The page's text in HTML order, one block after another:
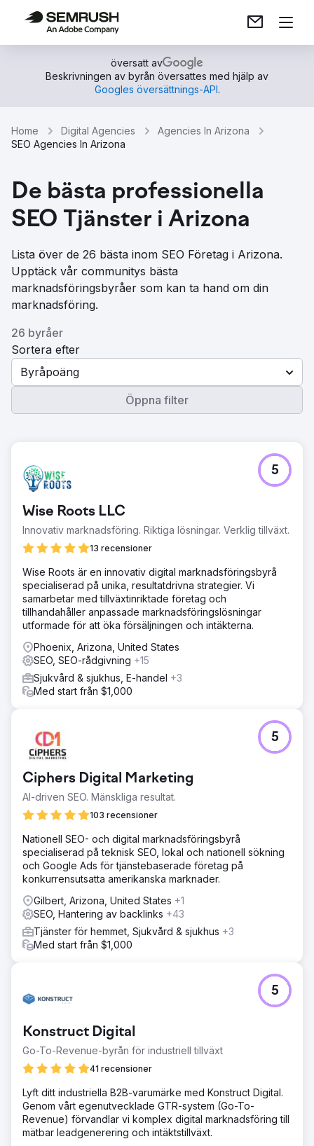
översatt av
Beskrivningen av byrån översattes med hjälp av
Googles översättnings-API.
Home Digital Agencies
Agencies In Arizona
SEO Agencies In Arizona
De bästa professionella
SEO Tjänster i Arizona
Lista över de 26 bästa inom SEO Företag i Arizona.
Upptäck vår communitys bästa
marknadsföringsbyråer som kan ta hand om din
marknadsföring.
26 byråer
Sortera efter
Byråpoäng
Öppna filter
Wise Roots LLC
Innovativ marknadsföring. Riktiga lösningar. Verklig tillväxt.
13 recensioner
5
Wise Roots är en innovativ digital marknadsföringsbyrå
specialiserad på unika, resultatdrivna strategier. Vi
samarbetar med tillväxtinriktade företag och
tillhandahåller anpassade marknadsföringslösningar
utformade för att öka försäljningen och intäkterna.
Phoenix, Arizona, United States
SEO, SEO-rådgivning +15
Sjukvård & sjukhus, E-handel +3
Med start från $1,000
Ciphers Digital Marketing
AI-driven SEO. Mänskliga resultat.
103 recensioner
5
Nationell SEO- och digital marknadsföringsbyrå
specialiserad på teknisk SEO, lokal och nationell sökning
och Google Ads för tjänstebaserade företag på
konkurrensutsatta amerikanska marknader.
Gilbert, Arizona, United States +1
SEO, Hantering av backlinks +43
Tjänster för hemmet, Sjukvård & sjukhus +3
Med start från $1,000
Konstruct Digital
Go-To-Revenue-byrån för industriell tillväxt
41 recensioner
5
Lyft ditt industriella B2B-varumärke med Konstruct Digital.
Genom vårt egenutvecklade GTR-system (Go-To-
Revenue) förvandlar vi komplex digital marknadsföring till
mätbar leadgenerering och intäktstillväxt.